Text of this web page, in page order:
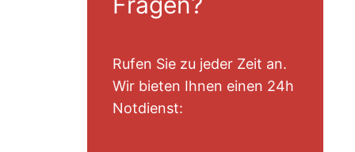
Rufen Sie zu jeder Zeit an.
Wir bieten Ihnen einen 24h
Notdienst: